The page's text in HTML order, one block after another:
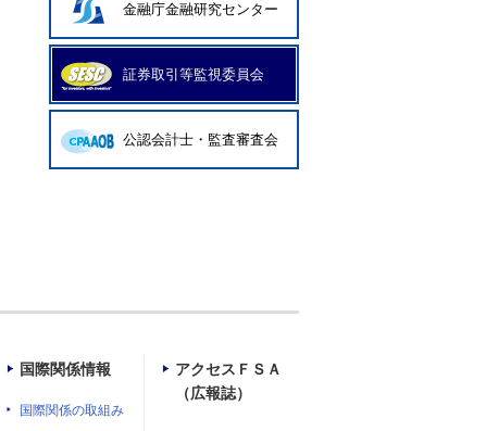
金融庁金融研究センター
証券取引等監視委員会
公認会計士・監査審査会
国際関係情報
国際関係の取組み
アクセスＦＳＡ
（広報誌）